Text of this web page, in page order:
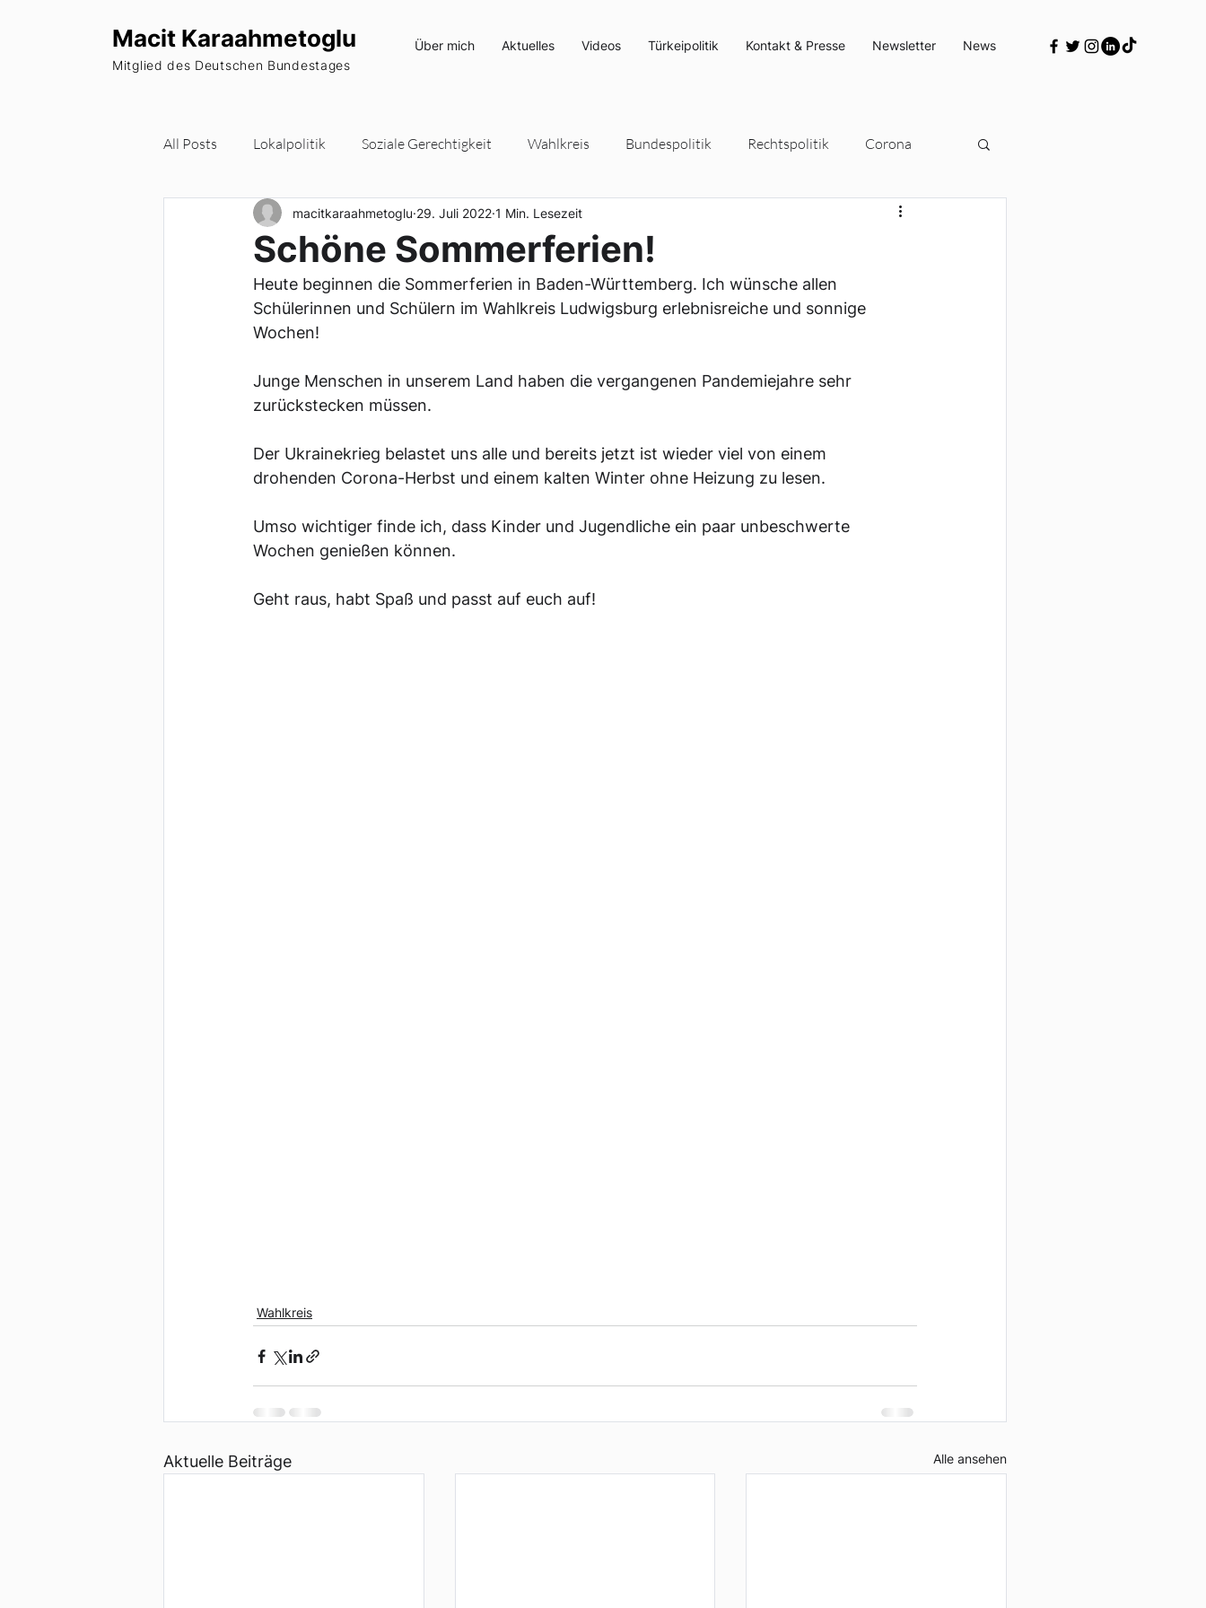
Macit Karaahmetoglu
Mitglied des Deutschen Bundestages
Über mich Aktuelles Videos Türkeipolitik Kontakt & Presse Newsletter News
All Posts Lokalpolitik Soziale Gerechtigkeit Wahlkreis Bundespolitik Rechtspolitik Corona
Wohnraum Europa Parteipolitik Umwelt- und Klimaschutz
Newsletter
Schöne Sommerferien!
macitkaraahmetoglu 29. Juli 2022 1 Min. Lesezeit
Heute beginnen die Sommerferien in Baden-Württemberg. Ich wünsche allen
Schülerinnen und Schülern im Wahlkreis Ludwigsburg erlebnisreiche und sonnige
Wochen!
Junge Menschen in unserem Land haben die vergangenen Pandemiejahre sehr
zurückstecken müssen.
Der Ukrainekrieg belastet uns alle und bereits jetzt ist wieder viel von einem
drohenden Corona-Herbst und einem kalten Winter ohne Heizung zu lesen.
Umso wichtiger finde ich, dass Kinder und Jugendliche ein paar unbeschwerte
Wochen genießen können.
Geht raus, habt Spaß und passt auf euch auf!
Wahlkreis
Aktuelle Beiträge Alle ansehen